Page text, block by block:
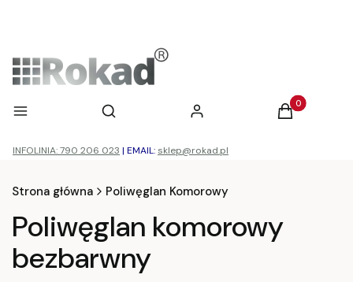
Menu Otwórz wyszukiwarkę
Szukaj Zaloguj się Produkty w
Koszyk
INFOLINIA: 790 206 023 | EMAIL: sklep@rokad.pl
Strona główna Poliwęglan Komorowy
Poliwęglan komorowy
bezbarwny